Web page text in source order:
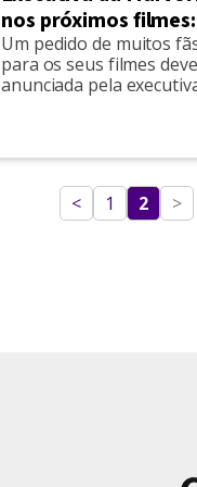
nos próximos
Um pedido de muitos
para os seus filmes
anunciada pela
< 1 2 >